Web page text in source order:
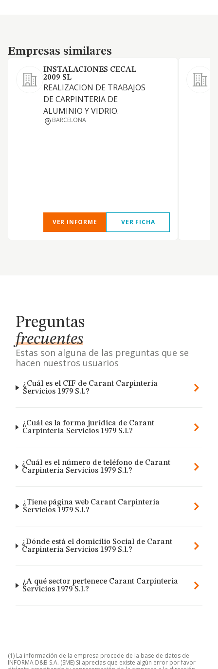
Empresas similares
Empresas similares
INSTALACIONES CECAL
2009 SL
REALIZACION DE TRABAJOS
DE CARPINTERIA DE
ALUMINIO Y VIDRIO.
BARCELONA
VER INFORME VER FICHA
Preguntas
frecuentes
Estas son alguna de las preguntas que se
hacen nuestros usuarios
¿Cuál es el CIF de Carant Carpinteria
Servicios 1979 S.l.?
¿Cuál es la forma jurídica de Carant
Carpinteria Servicios 1979 S.l.?
¿Cuál es el número de teléfono de Carant
Carpinteria Servicios 1979 S.l.?
¿Tiene página web Carant Carpinteria
Servicios 1979 S.l.?
¿Dónde está el domicilio Social de Carant
Carpinteria Servicios 1979 S.l.?
¿A qué sector pertenece Carant Carpinteria
Servicios 1979 S.l.?
(1) La información de la empresa procede de la base de datos de
INFORMA D&B S.A. (SME) Si aprecias que existe algún error por favor